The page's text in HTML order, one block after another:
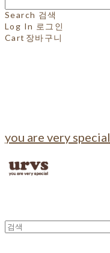
Search 검색
Log In 로그인
Cart 장바구니
you are very special